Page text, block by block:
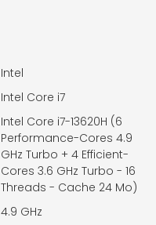
Intel
Intel Core i7
Intel Core i7-13620H (6
Performance-Cores 4.9
GHz Turbo + 4 Efficient-
Cores 3.6 GHz Turbo - 16
Threads - Cache 24 Mo)
4.9 GHz